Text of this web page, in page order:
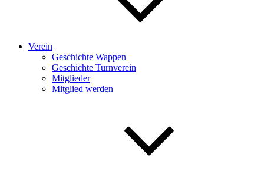
Verein
Geschichte Wappen
Geschichte Turnverein
Mitglieder
Mitglied werden